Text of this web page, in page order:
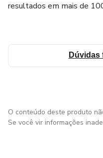
resultados em mais de
Dúvidas
O conteúdo deste produto
Se você vir informações